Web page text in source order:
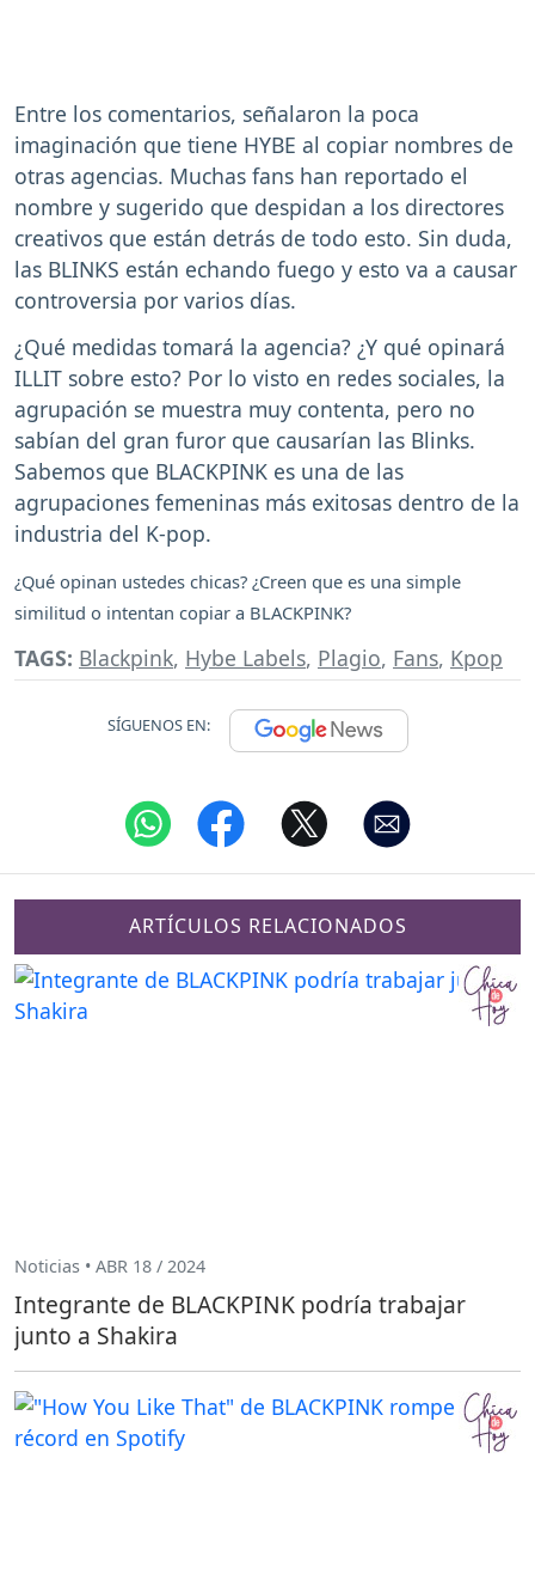
Entre los comentarios, señalaron la poca
imaginación que tiene HYBE al copiar nombres de
otras agencias. Muchas fans han reportado el
nombre y sugerido que despidan a los directores
creativos que están detrás de todo esto. Sin duda,
las BLINKS están echando fuego y esto va a causar
controversia por varios días.
¿Qué medidas tomará la agencia? ¿Y qué opinará
ILLIT sobre esto? Por lo visto en redes sociales, la
agrupación se muestra muy contenta, pero no
sabían del gran furor que causarían las Blinks.
Sabemos que BLACKPINK es una de las
agrupaciones femeninas más exitosas dentro de la
industria del K-pop.
¿Qué opinan ustedes chicas? ¿Creen que es una simple
similitud o intentan copiar a BLACKPINK?
TAGS: Blackpink, Hybe Labels, Plagio, Fans, Kpop
SÍGUENOS EN:
ARTÍCULOS RELACIONADOS
Noticias • ABR 18 / 2024
Integrante de BLACKPINK podría trabajar
junto a Shakira